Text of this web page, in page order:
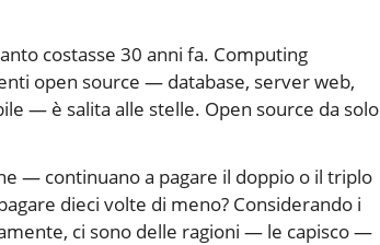
costasse 30 anni fa. Computing
open source — database, server web,
— è salita alle stelle. Open source da solo
— continuano a pagare il doppio o il triplo
dieci volte di meno? Considerando i
ci sono delle ragioni — le capisco —